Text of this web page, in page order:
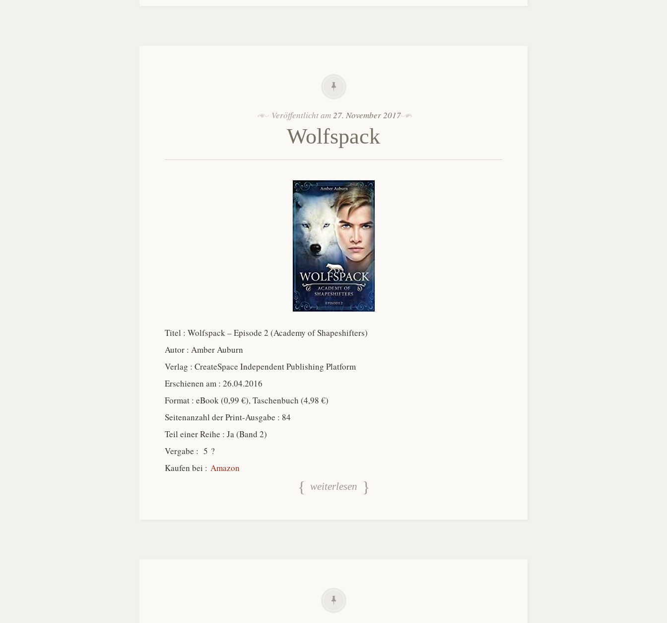
Veröffentlicht am27. November 2017
Wolfspack
Titel : Wolfspack – Episode 2 (Academy of Shapeshifters)
Autor : Amber Auburn
Verlag : CreateSpace Independent Publishing Platform
Erschienen am : 26.04.2016
Format : eBook (0,99 €), Taschenbuch (4,98 €)
Seitenanzahl der Print-Ausgabe : 84
Teil einer Reihe : Ja (Band 2)
Vergabe : 5 ?
Kaufen bei : Amazon
weiterlesen